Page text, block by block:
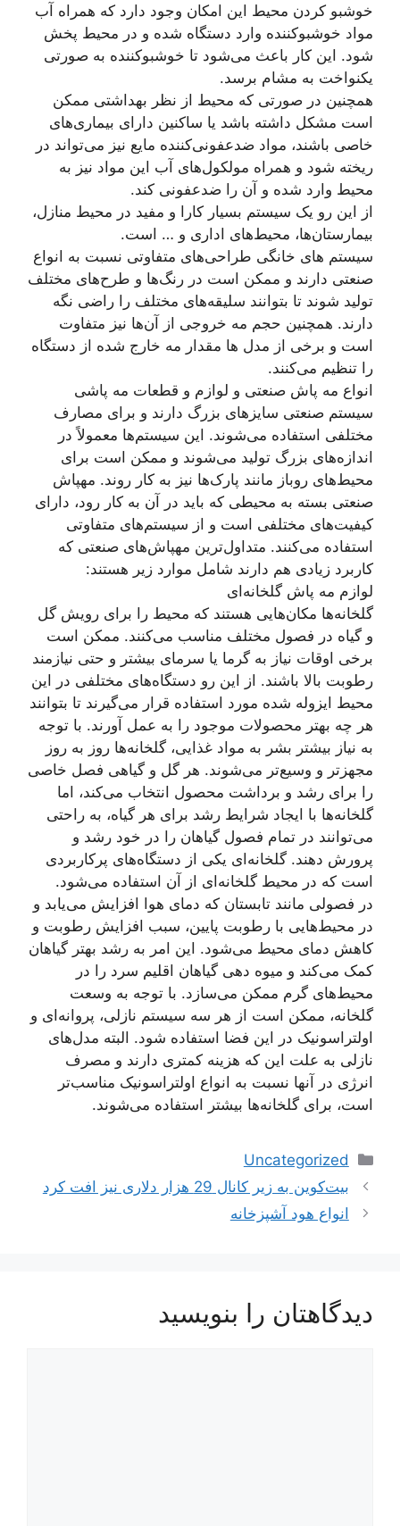
خوشبو کردن محیط این امکان وجود دارد که همراه آب
مواد خوشبوکننده وارد دستگاه شده و در محیط پخش
شود. این کار باعث می‌شود تا خوشبوکننده به صورتی
یکنواخت به مشام برسد.
همچنین در صورتی که محیط از نظر بهداشتی ممکن
است مشکل داشته باشد یا ساکنین دارای بیماری‌های
خاصی باشند، مواد ضدعفونی‌کننده مایع نیز می‌تواند در
ریخته شود و همراه مولکول‌های آب این مواد نیز به
محیط وارد شده و آن را ضدعفونی کند.
از این رو یک سیستم بسیار کارا و مفید در محیط منازل،
بیمارستان‌ها، محیط‌های اداری و … است.
سیستم های خانگی طراحی‌های متفاوتی نسبت به انواع
صنعتی دارند و ممکن است در رنگ‌ها و طرح‌های مختلف
تولید شوند تا بتوانند سلیقه‌های مختلف را راضی نگه
دارند. همچنین حجم مه خروجی از آن‌ها نیز متفاوت
است و برخی از مدل‌ ها مقدار مه خارج شده از دستگاه
را تنظیم می‌کنند.
انواع مه پاش صنعتی و لوازم و قطعات مه پاشی
سیستم صنعتی سایزهای بزرگ دارند و برای مصارف
مختلفی استفاده می‌شوند. این سیستم‌ها معمولاً در
اندازه‌های بزرگ تولید می‌شوند و ممکن است برای
محیط‌های روباز مانند پارک‌ها نیز به کار روند. مهپاش
صنعتی بسته به محیطی که باید در آن به کار رود، دارای
کیفیت‌های مختلفی است و از سیستم‌های متفاوتی
استفاده می‌کنند. متداول‌ترین مهپاش‌های صنعتی که
کاربرد زیادی هم دارند شامل موارد زیر هستند:
لوازم مه پاش گلخانه‌ای
گلخانه‌ها مکان‌هایی هستند که محیط را برای رویش گل
و گیاه در فصول مختلف مناسب می‌کنند. ممکن است
برخی اوقات نیاز به گرما یا سرمای بیشتر و حتی نیازمند
رطوبت بالا باشند. از این رو دستگاه‌های مختلفی در این
محیط ایزوله شده مورد استفاده قرار می‌گیرند تا بتوانند
هر چه بهتر محصولات موجود را به عمل آورند. با توجه
به نیاز بیشتر بشر به مواد غذایی، گلخانه‌ها روز به روز
مجهزتر و وسیع‌تر می‌شوند. هر گل و گیاهی فصل خاصی
را برای رشد و برداشت محصول انتخاب می‌کند، اما
گلخانه‌ها با ایجاد شرایط رشد برای هر گیاه، به راحتی
می‌توانند در تمام فصول گیاهان را در خود رشد و
پرورش دهند. گلخانه‌ای یکی از دستگاه‌های پرکاربردی
است که در محیط گلخانه‌ای از آن استفاده می‌شود.
در فصولی مانند تابستان که دمای هوا افزایش می‌یابد و
در محیط‌هایی با رطوبت پایین، سبب افزایش رطوبت و
کاهش دمای محیط می‌شود. این امر به رشد بهتر گیاهان
کمک می‌کند و میوه دهی گیاهان اقلیم سرد را در
محیط‌های گرم ممکن می‌سازد. با توجه به وسعت
گلخانه، ممکن است از هر سه سیستم نازلی، پروانه‌ای و
اولتراسونیک در این فضا استفاده شود. البته مدل‌های
نازلی به علت این که هزینه کمتری دارند و مصرف
انرژی در آنها نسبت به انواع اولتراسونیک مناسب‌تر
است، برای گلخانه‌ها بیشتر استفاده می‌شوند.
دسته‌ها
Uncategorized
بیت‌کوین به زیر کانال 29 هزار دلاری نیز افت کرد
انواع هود آشپزخانه
دیدگاهتان را بنویسید